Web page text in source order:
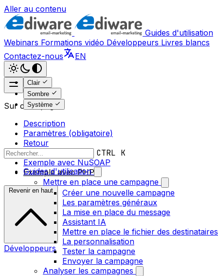
Aller au contenu
Guides d'utilisation
Webinars Formations vidéo Développeurs Livres blancs
Contactez-nous
EN
Clair
Sombre
Système
CTRL K
Guides d'utilisation
Mettre en place une campagne
Créer une nouvelle campagne
Les paramètres généraux
La mise en place du message
Assistant IA
Mettre en place le fichier des destinataires
La personnalisation
Tester la campagne
Envoyer la campagne
Analyser les campagnes
Sur cette page
Description
Paramètres (obligatoire)
Retour
Messages d’erreur
Exemple avec NuSOAP
Exemple avec PHP5
Revenir en haut
Développeurs